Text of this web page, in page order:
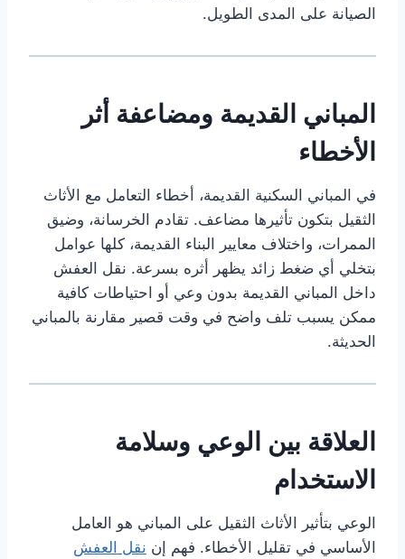
الصيانة على المدى الطويل.
المباني القديمة ومضاعفة أثر
الأخطاء
في المباني السكنية القديمة، أخطاء التعامل مع الأثاث
الثقيل بتكون تأثيرها مضاعف. تقادم الخرسانة، وضيق
الممرات، واختلاف معايير البناء القديمة، كلها عوامل
بتخلي أي ضغط زائد يظهر أثره بسرعة. نقل العفش
داخل المباني القديمة بدون وعي أو احتياطات كافية
ممكن يسبب تلف واضح في وقت قصير مقارنة بالمباني
الحديثة.
العلاقة بين الوعي وسلامة
الاستخدام
الوعي بتأثير الأثاث الثقيل على المباني هو العامل
الأساسي في تقليل الأخطاء. فهم إن نقل العفش